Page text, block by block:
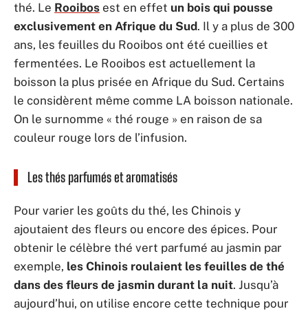
thé. Le Rooibos est en effet un bois qui pousse
exclusivement en Afrique du Sud. Il y a plus de 300
ans, les feuilles du Rooibos ont été cueillies et
fermentées. Le Rooibos est actuellement la
boisson la plus prisée en Afrique du Sud. Certains
le considèrent même comme LA boisson nationale.
On le surnomme « thé rouge » en raison de sa
couleur rouge lors de l’infusion.
Les thés parfumés et aromatisés
Pour varier les goûts du thé, les Chinois y
ajoutaient des fleurs ou encore des épices. Pour
obtenir le célèbre thé vert parfumé au jasmin par
exemple, les Chinois roulaient les feuilles de thé
dans des fleurs de jasmin durant la nuit. Jusqu’à
aujourd’hui, on utilise encore cette technique pour